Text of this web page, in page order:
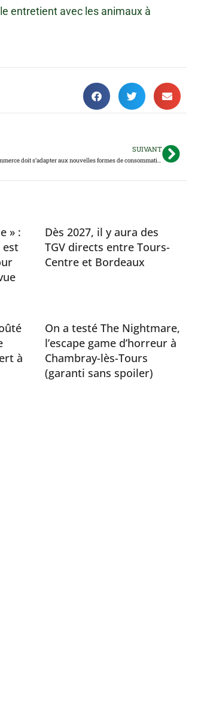
entretient avec les animaux à
SUIVANT
Comment le commerce doit s’adapter aux nouvelles formes de consommation ?
» :
est
Dès 2027, il y aura des
TGV directs entre Tours-
Centre et Bordeaux
à
On a testé The Nightmare,
l’escape game d’horreur à
Chambray-lès-Tours
(garanti sans spoiler)